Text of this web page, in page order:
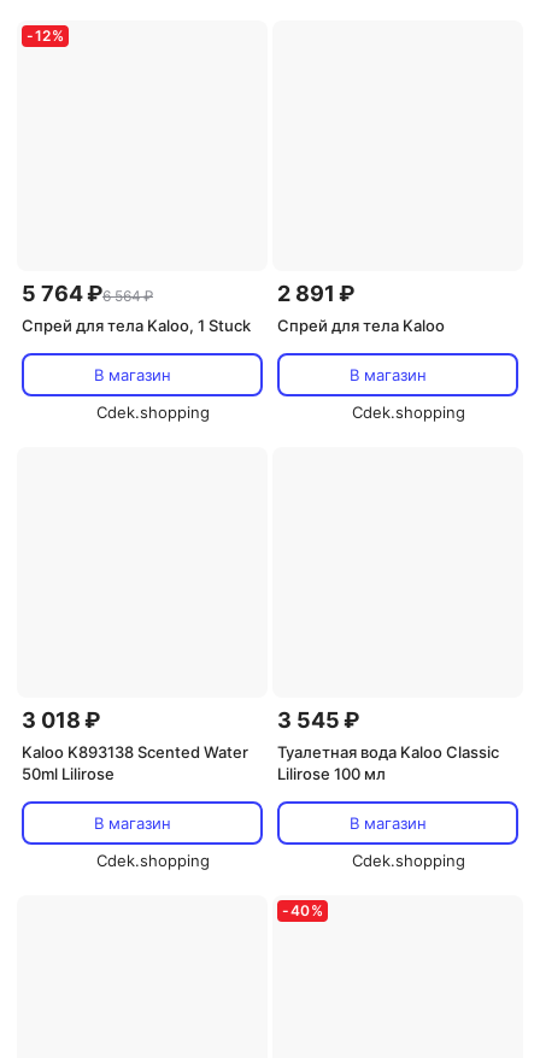
-12%
5 764 ₽6 564 ₽
Спрей для тела Kaloo, 1 Stuck
В магазин
Cdek.shopping
2 891 ₽
Спрей для тела Kaloo
В магазин
Cdek.shopping
3 018 ₽
Kaloo K893138 Scented Water
50ml Lilirose
В магазин
Cdek.shopping
3 545 ₽
Туалетная вода Kaloo Classic
Lilirose 100 мл
В магазин
Cdek.shopping
-40%